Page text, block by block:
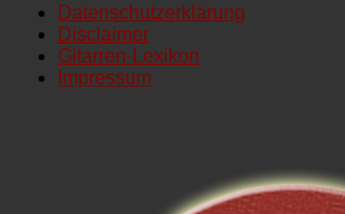
Datenschutzerklärung
Disclaimer
Gitarren-Lexikon
Impressum